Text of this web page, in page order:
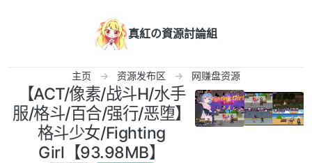
真紅の資源討論組
主页 资源发布区 网赚盘资源
【ACT/像素/战斗H/水手
服/格斗/百合/强行/恶堕】
格斗少女/Fighting
Girl【93.98MB】